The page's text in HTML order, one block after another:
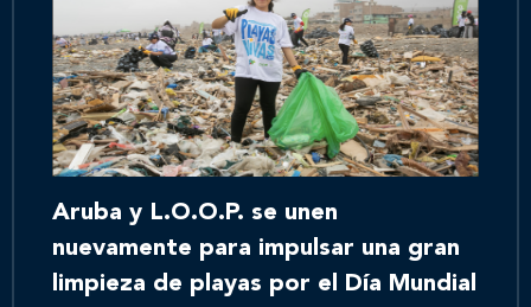
Aruba y L.O.O.P. se unen
nuevamente para impulsar una gran
limpieza de playas por el Día Mundial